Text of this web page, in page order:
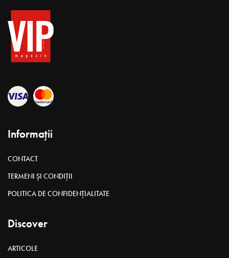
Informații
CONTACT
TERMENI ȘI CONDIȚII
POLITICA DE CONFIDENȚIALITATE
Discover
ARTICOLE